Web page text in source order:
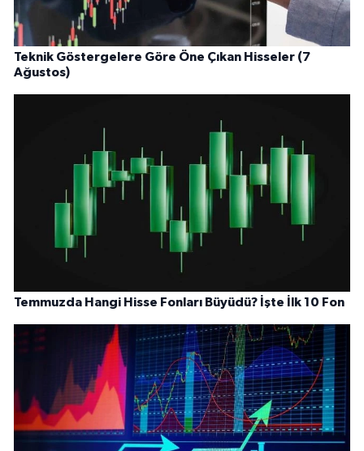
Teknik Göstergelere Göre Öne Çıkan Hisseler (7
Ağustos)
Temmuzda Hangi Hisse Fonları Büyüdü? İşte İlk 10 Fon